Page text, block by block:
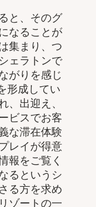
と、そのグ
なることが
集まり、つ
ェラトンで
がりを感じ
形成してい
、出迎え、
ビスでお客
な滞在体験
レイが得意
報をご覧く
るというシ
る方を求め
ゾートの一